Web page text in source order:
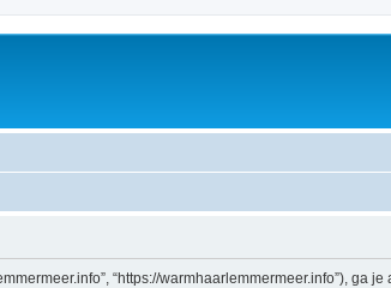
“https://warmhaarlemmermeer.info”), ga